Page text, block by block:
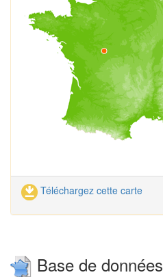
Téléchargez cette carte
Base de données